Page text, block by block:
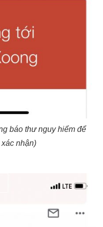
báo thư nguy hiểm để
nhận)